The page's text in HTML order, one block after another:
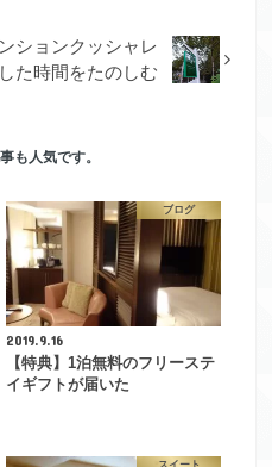
ションクッシャレ
た時間をたのしむ
も人気です。
ブログ
2019.9.16
【特典】1泊無料のフリーステ
イギフトが届いた
スイート